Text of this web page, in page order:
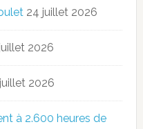
24 juillet 2026
2026
2026
à 2.600 heures de